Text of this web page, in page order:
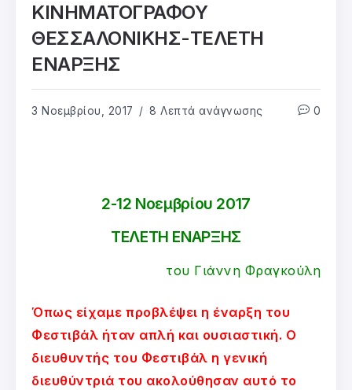
ΚΙΝΗΜΑΤΟΓΡΑΦΟΥ
ΘΕΣΣΑΛΟΝΙΚΗΣ-ΤΕΛΕΤΗ
ΕΝΑΡΞΗΣ
3 Νοεμβρίου, 2017 8 Λεπτά ανάγνωσης 0
2-12 Νοεμβρίου 2017
ΤΕΛΕΤΗ ΕΝΑΡΞΗΣ
του Γιάννη Φραγκούλη
Όπως είχαμε προβλέψει η έναρξη του
Φεστιβάλ ήταν απλή και ουσιαστική. Ο
διευθυντής του Φεστιβάλ η γενική
διευθύντριά του ακολούθησαν αυτό το